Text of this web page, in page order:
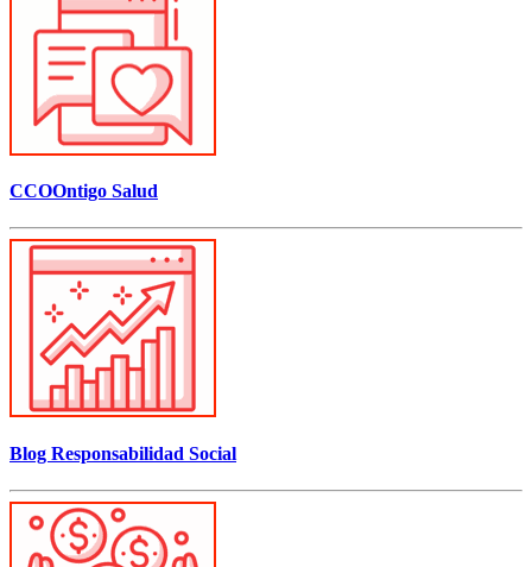
CCOOntigo Salud
Blog Responsabilidad Social